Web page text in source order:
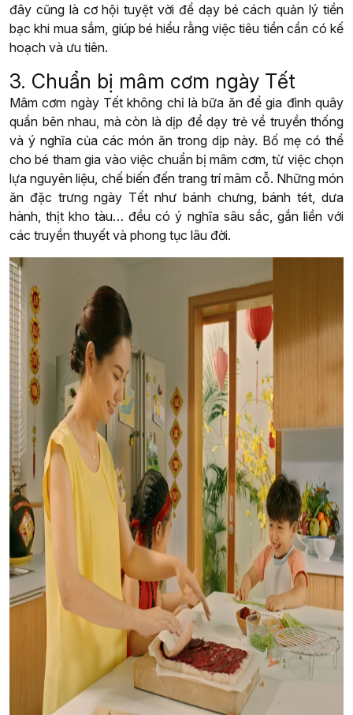
đây cũng là cơ hội tuyệt vời để dạy bé cách quản lý tiền
bạc khi mua sắm, giúp bé hiểu rằng việc tiêu tiền cần có kế
hoạch và ưu tiên.
3. Chuẩn bị mâm cơm ngày Tết
Mâm cơm ngày Tết không chỉ là bữa ăn để gia đình quây
quần bên nhau, mà còn là dịp để dạy trẻ về truyền thống
và ý nghĩa của các món ăn trong dịp này. Bố mẹ có thể
cho bé tham gia vào việc chuẩn bị mâm cơm, từ việc chọn
lựa nguyên liệu, chế biến đến trang trí mâm cỗ. Những món
ăn đặc trưng ngày Tết như bánh chưng, bánh tét, dưa
hành, thịt kho tàu… đều có ý nghĩa sâu sắc, gắn liền với
các truyền thuyết và phong tục lâu đời.